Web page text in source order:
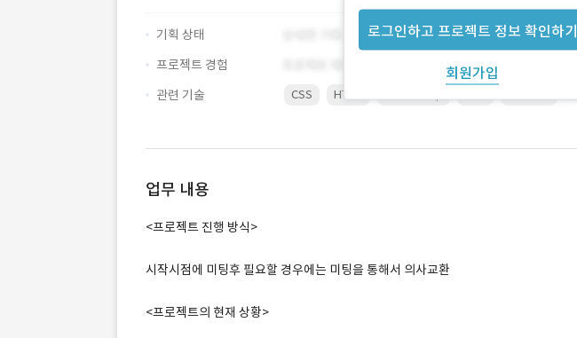
로그인하고 프로젝트 정보 확인하기
회원가입
기획 상태
프로젝트 경험
관련 기술
CSS HTML
업무 내용
<프로젝트 진행 방식>
시작시점에 미팅후 필요할 경우에는 미팅을 통해서 의사교환
<프로젝트의 현재 상황>